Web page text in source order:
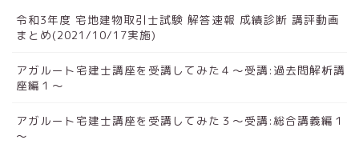
令和3年度 宅地建物取引士試験 解答速報 成績診断 講評動画
まとめ(2021/10/17実施)
アガルート宅建士講座を受講してみた４～受講:過去問解析講
座編１～
アガルート宅建士講座を受講してみた３～受講:総合講義編１
～